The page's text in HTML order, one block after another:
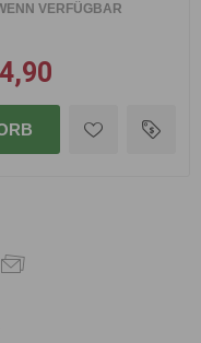
VERFÜGBAR